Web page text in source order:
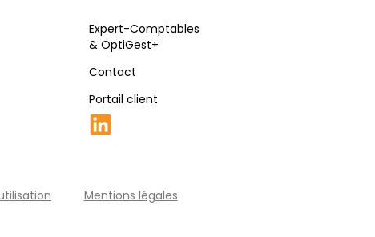
Expert-Comptables
& OptiGest+
Contact
Portail client
Mentions légales